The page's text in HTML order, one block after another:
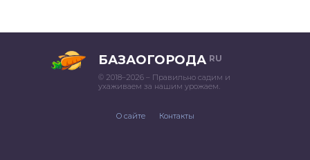
БАЗАОГОРОДА RU
© 2018–2026 – Правильно садим и
ухаживаем за нашим урожаем.
О сайте Контакты